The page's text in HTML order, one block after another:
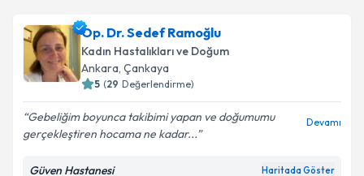
Op. Dr. Sedef Ramoğlu
Kadın Hastalıkları ve Doğum
Ankara, Çankaya
5 (29 Değerlendirme)
Gebeliğim boyunca takibimi yapan ve doğumumu
gerçekleştiren hocama ne kadar...
Devamı
Güven Hastanesi Haritada Göster